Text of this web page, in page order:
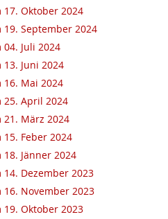
Oktober 2024
September 2024
Juli 2024
Juni 2024
Mai 2024
April 2024
März 2024
Feber 2024
Jänner 2024
Dezember 2023
November 2023
Oktober 2023